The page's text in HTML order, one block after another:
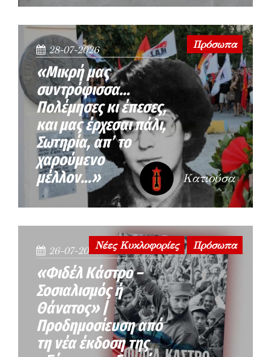
28-07-2026
«Μικρή μας
συντρόφισσα…
Πολέμησες κι έπεσες,
και μας έρχεσαι πάλι,
Σωτηρία, απ’ το
χαρούμενο
μέλλον…»
Πρόσωπα
Κατιούσα
26-07-2026
«Φιδέλ Κάστρο –
Σοσιαλισμός ή
Θάνατος» |
Προδημοσίευση από
τη νέα έκδοση της
Νέες Κυκλοφορίες Πρόσωπα